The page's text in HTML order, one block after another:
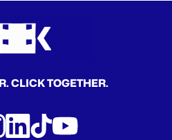
CLICK TOGETHER.